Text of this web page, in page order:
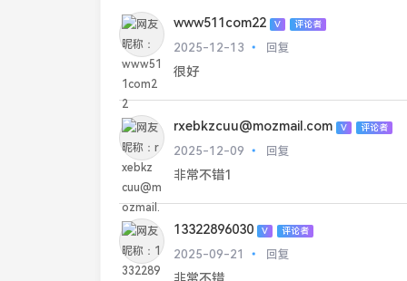
www511com22 V 评论者
2025-12-13
回复
很好
rxebkzcuu@mozmail.com V 评论者
2025-12-09
回复
非常不错1
13322896030 V 评论者
2025-09-21
回复